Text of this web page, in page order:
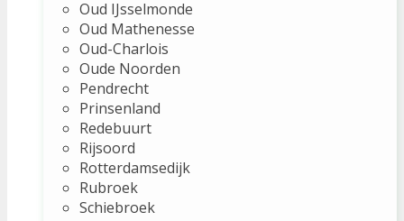
Oud IJsselmonde
Oud Mathenesse
Oud-Charlois
Oude Noorden
Pendrecht
Prinsenland
Redebuurt
Rijsoord
Rotterdamsedijk
Rubroek
Schiebroek